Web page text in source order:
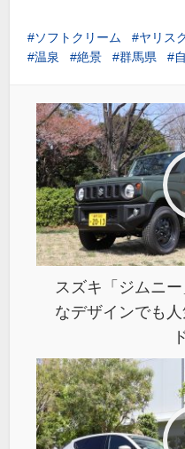
ソフトクリーム ヤリス
温泉
絶景 群馬県
スズキ「ジムニ
なデザインでも